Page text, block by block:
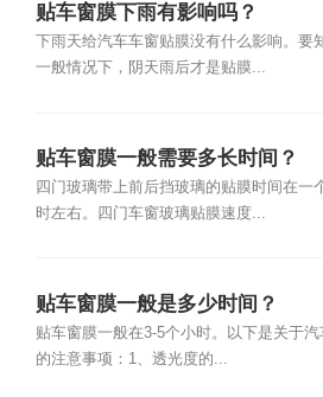
贴车窗膜下雨有影响吗？
下雨天给汽车车窗贴膜没有什么影响。要
一般情况下，阴天雨后才是贴膜...
贴车窗膜一般需要多长时间？
四门玻璃带上前后挡玻璃的贴膜时间在一
时左右。四门车窗玻璃贴膜速度...
贴车窗膜一般是多少时间？
贴车窗膜一般在3-5个小时。以下是关于汽
的注意事项：1、透光度的...